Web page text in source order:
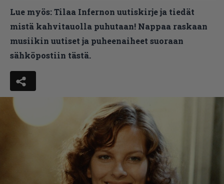
Lue myös:Tilaa Infernon uutiskirje ja tiedät
mistä kahvitauolla puhutaan! Nappaa raskaan
musiikin uutiset ja puheenaiheet suoraan
sähköpostiin tästä.